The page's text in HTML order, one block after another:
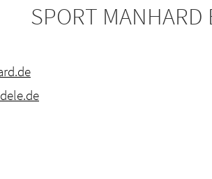
SPORT MANHARD